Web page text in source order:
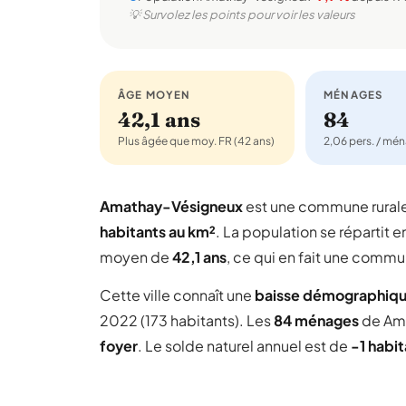
💡 Survolez les points pour voir les valeurs
ÂGE MOYEN
42,1 ans
Plus âgée que moy. FR (42 ans)
MÉNAGES
84
2,06 pers. /
Amathay-Vésigneuxest une commune
habitants au km². La population se répartit
moyen de42,1 ans, ce qui en fait une
Cette ville connaît une baisse
2022 (173 habitants). Les84 ménagesde
foyer. Le solde naturel annuel est de -1